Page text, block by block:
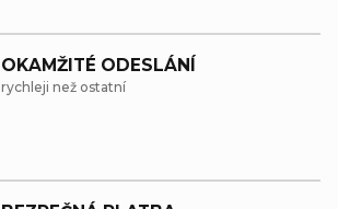
OKAMŽITÉ ODESLÁNÍ
rychleji než ostatní